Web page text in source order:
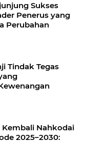
Sukses
Penerus yang
Perubahan
Kembali Nahkodai
2025–2030: